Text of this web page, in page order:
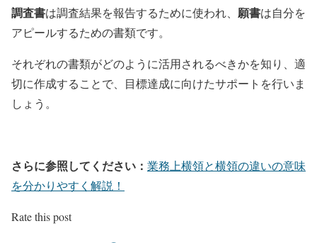
調査書は調査結果を報告するために使われ、 願書は自分を
アピールするための書類です。
それぞれの書類がどのように活用されるべきかを知り、適
切に作成することで、目標達成に向けたサポートを行いま
しょう。
さらに参照してください： 業務上横領と横領の違いの意味
を分かりやすく解説！
Rate this post